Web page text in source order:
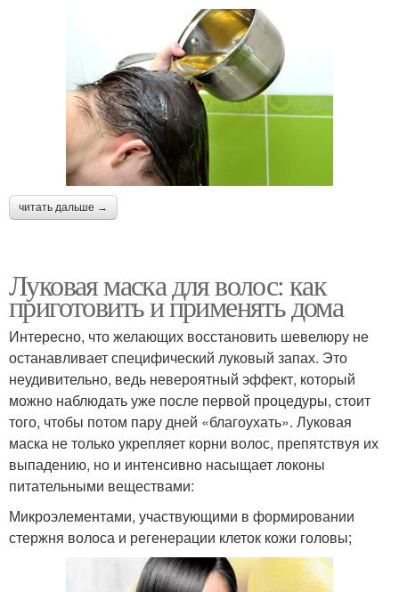
читать дальше →
Луковая маска для волос: как
приготовить и применять дома
Интересно, что желающих восстановить шевелюру не
останавливает специфический луковый запах. Это
неудивительно, ведь невероятный эффект, который
можно наблюдать уже после первой процедуры, стоит
того, чтобы потом пару дней «благоухать». Луковая
маска не только укрепляет корни волос, препятствуя их
выпадению, но и интенсивно насыщает локоны
питательными веществами:
Микроэлементами, участвующими в формировании
стержня волоса и регенерации клеток кожи головы;